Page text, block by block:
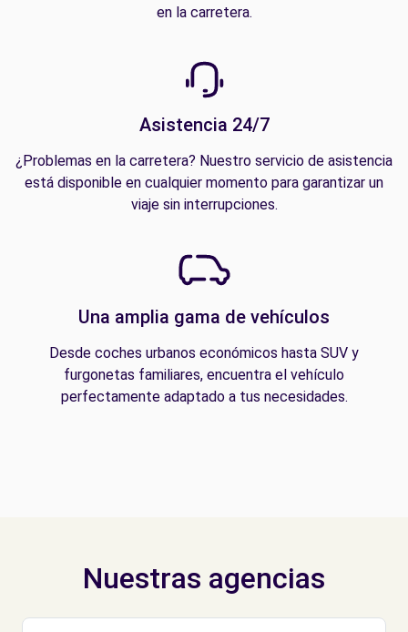
en la carretera.
Asistencia 24/7
¿Problemas en la carretera? Nuestro servicio de asistencia
está disponible en cualquier momento para garantizar un
viaje sin interrupciones.
Una amplia gama de vehículos
Desde coches urbanos económicos hasta SUV y
furgonetas familiares, encuentra el vehículo
perfectamente adaptado a tus necesidades.
Nuestras agencias